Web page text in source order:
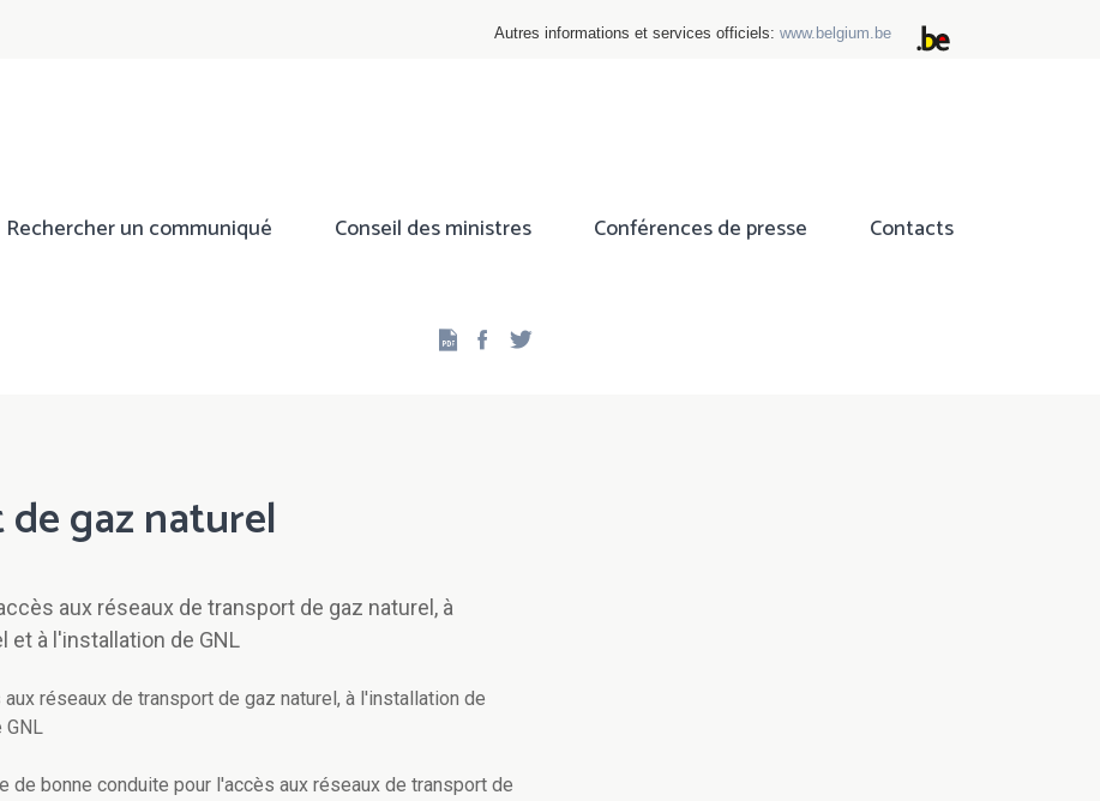
Autres informations et services officiels: www.belgium.be
Rechercher un communiqué Conseil des ministres Conférences de presse Contacts
Facebook
gaz naturel
aux réseaux de transport de gaz naturel, à
et à l'installation de GNL
réseaux de transport de gaz naturel, à l'installation de
GNL
bonne conduite pour l'accès aux réseaux de transport de